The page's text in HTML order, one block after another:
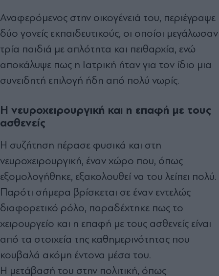
Αναφερόμενος στην οικογένειά του, περιέγραψε
δύο γονείς εκπαιδευτικούς, οι οποίοι μεγάλωσαν
τρία παιδιά με απλότητα και πειθαρχία, ενώ
αποκάλυψε πως η Ιατρική ήταν για τον ίδιο μια
συνειδητή επιλογή ήδη από πολύ νωρίς.
Η νευροχειρουργική και η επαφή με τους
ασθενείς
Η συζήτηση πέρασε φυσικά και στη
νευροχειρουργική, έναν χώρο που, όπως
εξομολογήθηκε, εξακολουθεί να του λείπει πολύ.
Παρότι σήμερα βρίσκεται σε έναν εντελώς
διαφορετικό ρόλο, παραδέχτηκε πως το
χειρουργείο και η επαφή με τους ασθενείς είναι
από τα στοιχεία της καθημερινότητας που
κουβαλά ακόμη έντονα μέσα του.
Η μετάβασή του στην πολιτική, όπως